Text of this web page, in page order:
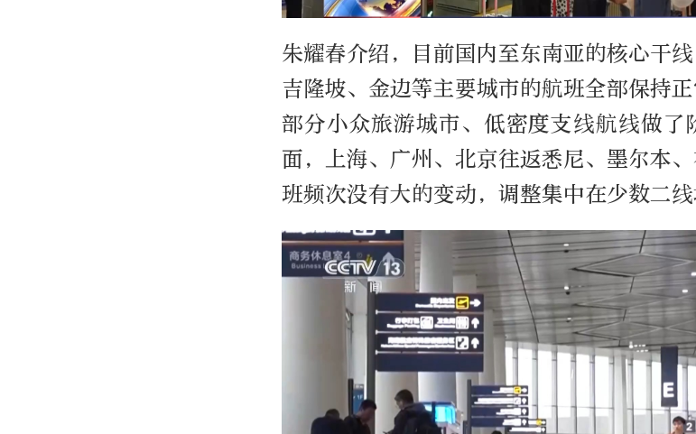
朱耀春介绍，目前国内至东南亚的核心干线
吉隆坡、金边等主要城市的航班全部保持正
部分小众旅游城市、低密度支线航线做了
面，上海、广州、北京往返悉尼、墨尔本
班频次没有大的变动，调整集中在少数二线